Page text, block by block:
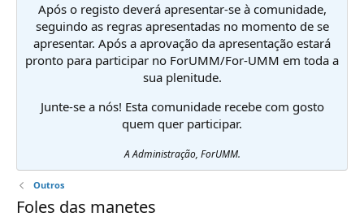
Após o registo deverá apresentar-se à comunidade,
seguindo as regras apresentadas no momento de se
apresentar. Após a aprovação da apresentação estará
pronto para participar no ForUMM/For-UMM em toda a
sua plenitude.
Junte-se a nós! Esta comunidade recebe com gosto
quem quer participar.
A Administração, ForUMM.
Outros
Foles das manetes